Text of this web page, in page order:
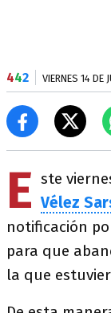
442 VIERNES 14 DE
E ste
Vélez
notificación
para que
la que